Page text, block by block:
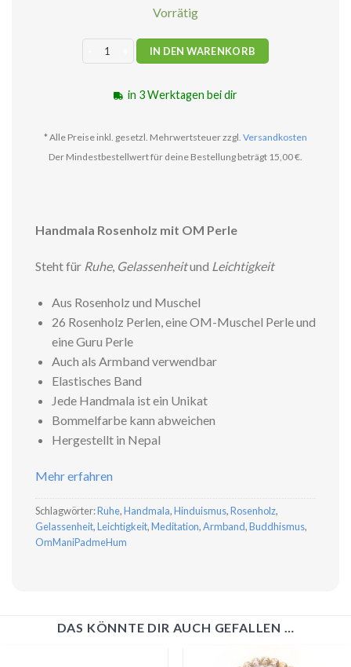
Vorrätig
Rosenholz Handmala mit OM Perle Menge
IN DEN WARENKORB
in 3 Werktagen bei dir
* Alle Preise inkl. gesetzl. Mehrwertsteuer zzgl. Versandkosten
Der Mindestbestellwert für deine Bestellung beträgt 15,00 €.
Handmala Rosenholz mit OM Perle
Steht für Ruhe, Gelassenheitund Leichtigkeit
Aus Rosenholz und Muschel
26 Rosenholz Perlen, eine OM-Muschel Perle und
eine Guru Perle
Auch als Armband verwendbar
Elastisches Band
Jede Handmala ist ein Unikat
Bommelfarbe kann abweichen
Hergestellt in Nepal
Mehr erfahren
Schlagwörter:Ruhe,Handmala,Hinduismus,Rosenholz,
Gelassenheit,Leichtigkeit,Meditation,Armband,Buddhismus,
OmManiPadmeHum
DAS KÖNNTE DIR AUCH GEFALLEN …